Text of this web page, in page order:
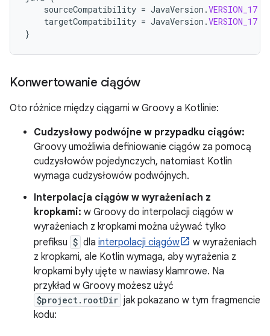
sourceCompatibility = JavaVersion .VERSION_17
targetCompatibility = JavaVersion .VERSION_17
}
Konwertowanie ciągów
Oto różnice między ciągami w Groovy a Kotlinie:
Cudzysłowy podwójne w przypadku ciągów:
Groovy umożliwia definiowanie ciągów za pomocą
cudzysłowów pojedynczych, natomiast Kotlin
wymaga cudzysłowów podwójnych.
Interpolacja ciągów w wyrażeniach z
kropkami: w Groovy do interpolacji ciągów w
wyrażeniach z kropkami można używać tylko
prefiksu $ dla interpolacji ciągów
w wyrażeniach
z kropkami, ale Kotlin wymaga, aby wyrażenia z
kropkami były ujęte w nawiasy klamrowe. Na
przykład w Groovy możesz użyć
$project.rootDir jak pokazano w tym fragmencie
kodu: